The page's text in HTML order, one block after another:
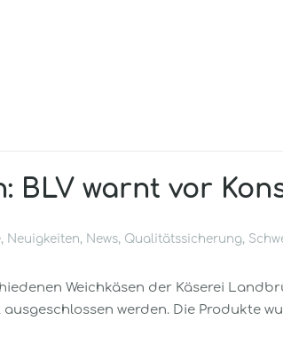
BLV warnt vor
, Neuigkeiten, News, Qualitätssicherung,
Weichkäsen der Käserei
werden. Die Produkte